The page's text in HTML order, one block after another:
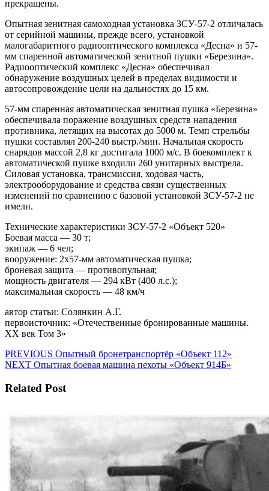
прекращены.
Опытная зенитная самоходная установка ЗСУ-57-2 отличалась
от серийной машины, прежде всего, установкой
малогабаритного радиооптического комплекса «Десна» и 57-
мм спаренной автоматической зенитной пушки «Березина».
Радиооптический комплекс «Десна» обеспечивал
обнаружение воздушных целей в пределах видимости и
автосопровождение цели на дальностях до 15 км.
57-мм спаренная автоматическая зенитная пушка «Березина»
обеспечивала поражение воздушных средств нападения
противника, летящих на высотах до 5000 м. Темп стрельбы
пушки составлял 200-240 выстр./мин. Начальная скорость
снарядов массой 2,8 кг достигала 1000 м/с. В боекомплект к
автоматической пушке входили 260 унитарных выстрела.
Силовая установка, трансмиссия, ходовая часть,
электрооборудование и средства связи существенных
изменений по сравнению с базовой установкой ЗСУ-57-2 не
имели.
Технические характеристики ЗСУ-57-2 «Объект 520»
Боевая масса — 30 т;
экипаж — 6 чел;
вооружение: 2х57-мм автоматическая пушка;
броневая защита — противопульная;
мощность двигателя — 294 кВт (400 л.с.);
максимальная скорость — 48 км/ч
автор статьи: Солянкин А.Г.
первоисточник: «Отечественные бронированные машины.
XX век Том 3»
Навигация
по
записям
PREVIOUS Предыдущая
запись:
Опытный бронетранспортёр «Объект 112»
NEXT Следующая
Опытная боевая машина пехоты «Объект 914Б»
Related Post